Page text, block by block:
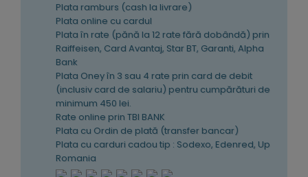
Plata ramburs (cash la livrare)
Plata online cu cardul
Plata în rate (pănă la 12 rate fără dobândă) prin
Raiffeisen, Card Avantaj, Star BT, Garanti, Alpha
Bank
Plata Oney în 3 sau 4 rate prin card de debit
(inclusiv card de salariu) pentru cumpărături de
minimum 450 lei.
Rate online prin TBI BANK
Plata cu Ordin de plată (transfer bancar)
Plata cu carduri cadou tip : Sodexo, Edenred, Up
Romania